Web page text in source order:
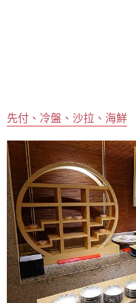
先付、冷盤、沙拉、海鮮